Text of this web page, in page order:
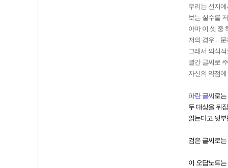
우리는 선지
보는 실수를
아마 이 셋 중
저의 경우...
그래서 의식
빨간 글씨로
자신의 약점
파란 글씨로
두 대상을 뒤
읽는다고 뒷
검은 글씨로
이 오답노트